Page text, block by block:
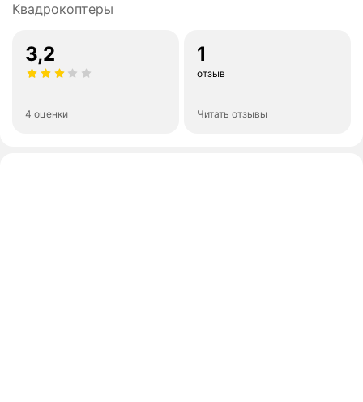
Квадрокоптеры
3,2
4 оценки
1
отзыв
Читать отзывы